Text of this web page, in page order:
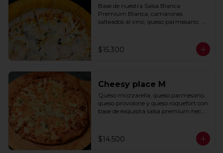
Base de nuestra Salsa Blanca
Premium Blanca, camarones
salteados al vino, queso parmesano,
$15.300
Cheesy place M
Queso mozzarella, queso parmesano,
queso provolone y queso roquefort con
base de exquisita salsa premium hecha
$14.500